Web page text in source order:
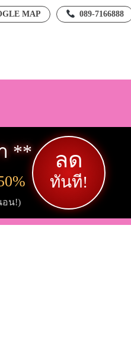
MAP 089-7166888
**
อน!)
ลด
ทันที!